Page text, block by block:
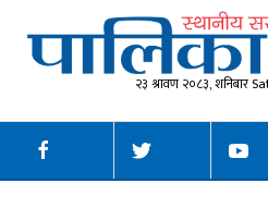
२३ श्रावण २०८३, शनिबार